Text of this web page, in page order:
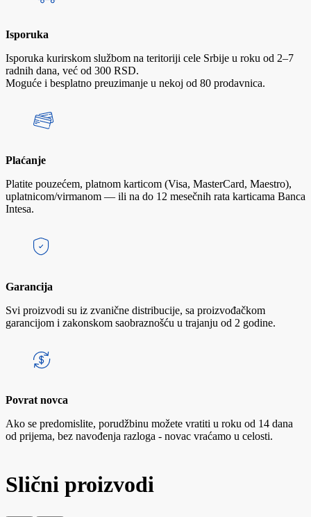
Isporuka
Isporuka kurirskom službom na teritoriji cele Srbije u roku od 2–7
radnih dana, već od 300 RSD.
Moguće i besplatno preuzimanje u nekoj od 80 prodavnica.
Plaćanje
Platite pouzećem, platnom karticom (Visa, MasterCard, Maestro),
uplatnicom/virmanom — ili na do 12 mesečnih rata karticama Banca
Intesa.
Garancija
Svi proizvodi su iz zvanične distribucije, sa proizvođačkom
garancijom i zakonskom saobraznošću u trajanju od 2 godine.
Povrat novca
Ako se predomislite, porudžbinu možete vratiti u roku od 14 dana
od prijema, bez navođenja razloga - novac vraćamo u celosti.
Slični proizvodi